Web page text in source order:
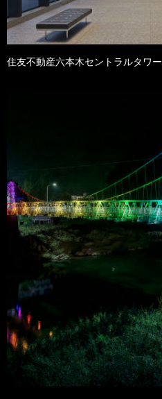
住友不動産六本木セントラルタワー